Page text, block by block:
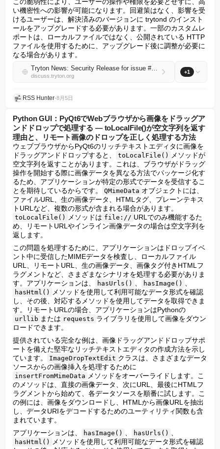
い機密性への影響が可能になります。回避策はなく、影響を受
けるユーザーは、解決済みのバージョンに trytond のインスト
ールをアップグレードする必要があります。一部のカスタムレ
ポートは、ローカルファイルではなく、公開されている HTTP
ファイルを使用するために、アップグレード後に調整が必要に
なる場合があります。
Tryton News: Security Release for issue #14947
discuss.tryton.org
+1
RSS Hunter•8月5日
Python GUI：PyQt6でWebブラウザから画像をドラッグア
ンドドロップで処理する — toLocalFile()が空文字列を返す
理由と、リモート画像のドロップを正しく処理する方法
ウェブブラウザからPyQt6のリッチテキストエディタに画像を
ドラッグアンドドロップすると、
toLocalFile()
メソッドが
空文字列を返すことがあります。これは、ブラウザがドラッグ
操作を開始する際に画像データを異なる方法でパッケージ化す
るため、アプリケーションが特定の形式でデータを受信するこ
とを期待しているからです。
QMimeData オブジェクトには、
ファイルURL、生の画像データ、HTMLタグ、プレーンテキス
トURLなど、複数の形式が含まれる場合があります。
toLocalFile() メソッドは file:// URLでのみ機能するた
め、リモートURLやインライン画像データの場合は空文字列を
返します。
この問題を処理するために、アプリケーションはドロップイベ
ント中に受信したMIMEデータを検査し、ローカルファイル
URL、リモートURL、生の画像データ、画像タグ付きHTMLフ
ラグメントなど、さまざまなシナリオを処理する必要がありま
す。アプリケーションは、
hasUrls() hasImage()
hasHtml()
メソッドを使用して利用可能なデータ形式を確認
し、その後、対応するメソッドを使用してデータを取得できま
す。リモートURLの場合、アプリケーションはPythonの
urllib または requests ライブラリを使用して画像をダウン
ロードできます。
提供されている完全な例は、画像ドラッグアンドドロップサポ
ートを備えた堅牢なリッチテキストエディタの作成方法を示し
ています。
ImageDropTextEdit クラスは、さまざまなデータ
ソースからの画像挿入を処理するために
insertFromMimeData メソッドをオーバーライドします。こ
のメソッドは、直接の画像データ、次にURL、最後にHTMLフ
ラグメントから始めて、各データソースを順番に試します。こ
の例には、画像をダウンロードし、HTMLから画像URLを抽出
し、データURIをデコードするためのユーティリティ関数も含
まれています。
アプリケーションは、
hasImage() hasUrls()
hasHtml()
メソッドを使用して利用可能なデータ形式を確認